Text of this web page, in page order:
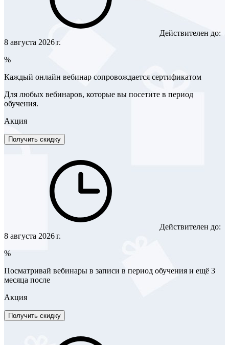
Действителен до:
8 августа 2026 г.
%
Каждый онлайн вебинар сопровождается сертификатом
Для любых вебинаров, которые вы посетите в период
обучения.
Акция
Получить скидку
Действителен до:
8 августа 2026 г.
%
Посматривай вебинары в записи в период обучения и ещё 3
месяца после
Акция
Получить скидку